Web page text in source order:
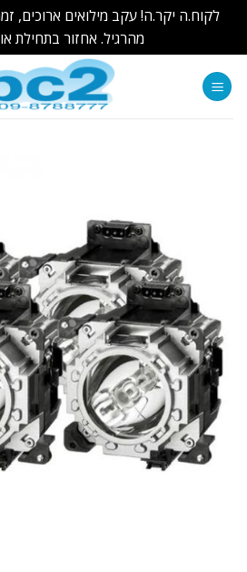
לקוח.ה יקר.ה! עקב מילואים ארוכים,
מהרגיל. אחזור בתחילת